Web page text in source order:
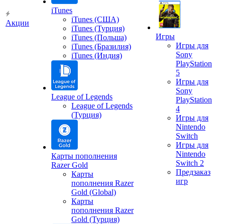
Акции
iTunes
iTunes (США)
iTunes (Турция)
iTunes (Польша)
iTunes (Бразилия)
iTunes (Индия)
League of Legends
League of Legends
(Турция)
Карты пополнения
Razer Gold
Карты
пополнения Razer
Gold (Global)
Карты
пополнения Razer
Gold (Турция)
Игры
Игры для
Sony
PlayStation
5
Игры для
Sony
PlayStation
4
Игры для
Nintendo
Switch
Игры для
Nintendo
Switch 2
Предзаказ
игр